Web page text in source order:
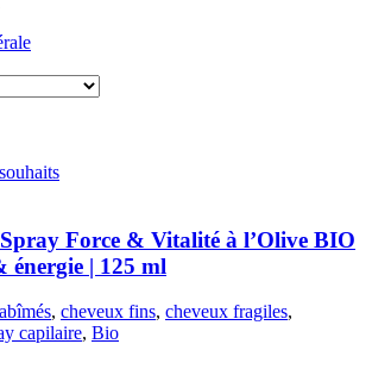
Force & Vitalité à l’Olive BIO
énergie | 125 ml
, cheveux fins, cheveux fragiles,
capilaire, Bio